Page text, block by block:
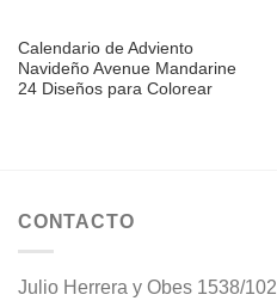
Calendario de Adviento
Navideño Avenue Mandarine
24 Diseños para Colorear
CONTACTO
Julio Herrera y Obes 1538/102